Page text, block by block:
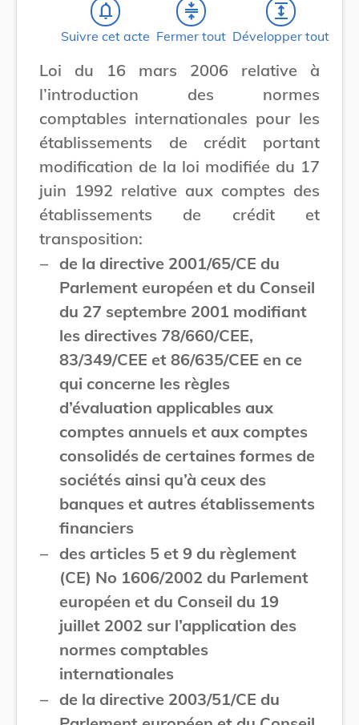
notifications_none
Suivre cet acte
compress
Fermer tout
expand
Développer tout
Loi du 16 mars 2006 relative à
l’introduction des normes
comptables internationales pour les
établissements de crédit portant
modification de la loi modifiée du 17
juin 1992 relative aux comptes des
établissements de crédit et
transposition:
– de la directive 2001/65/CE du
Parlement européen et du Conseil
du 27 septembre 2001 modifiant
les directives 78/660/CEE,
83/349/CEE et 86/635/CEE en ce
qui concerne les règles
d’évaluation applicables aux
comptes annuels et aux comptes
consolidés de certaines formes de
sociétés ainsi qu’à ceux des
banques et autres établissements
financiers
– des articles 5 et 9 du règlement
(CE) No 1606/2002 du Parlement
européen et du Conseil du 19
juillet 2002 sur l’application des
normes comptables
internationales
– de la directive 2003/51/CE du